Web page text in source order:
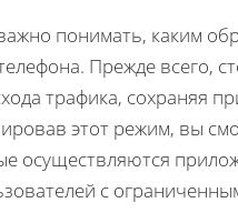
понимать, каким
Прежде всего,
трафика, сохраняя
этот режим, вы
осуществляются
с